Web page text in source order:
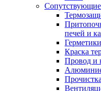
печей и
Герметики
Краска
Провод и